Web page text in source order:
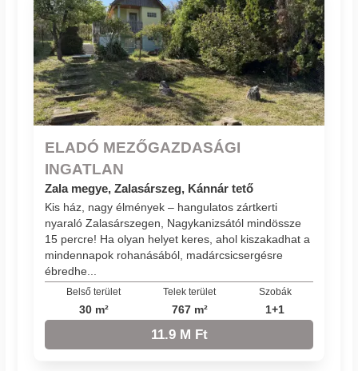
ELADÓ MEZŐGAZDASÁGI
INGATLAN
Zala megye, Zalasárszeg, Kánnár tető
Kis ház, nagy élmények – hangulatos zártkerti
nyaraló Zalasárszegen, Nagykanizsától mindössze
15 percre! Ha olyan helyet keres, ahol kiszakadhat a
mindennapok rohanásából, madárcsicsergésre
ébredhe...
Belső terület
30 m²
Telek terület
767 m²
Szobák
1+1
11.9 M Ft